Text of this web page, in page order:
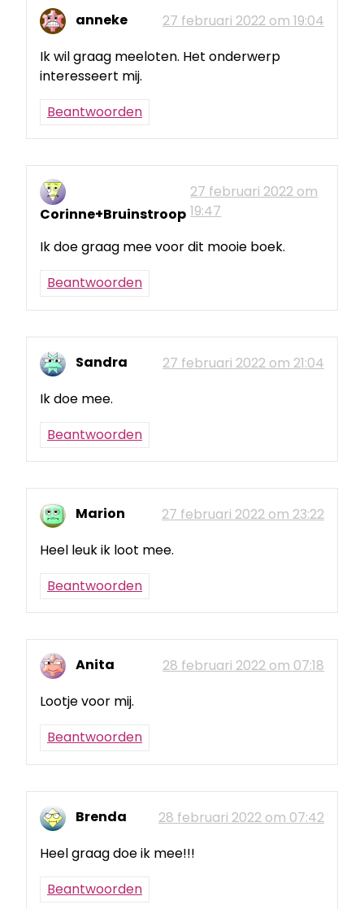
anneke
27 februari 2022 om 19:04
Ik wil graag meeloten. Het onderwerp
interesseert mij.
Beantwoorden
Corinne+Bruinstroop
27 februari 2022 om
19:47
Ik doe graag mee voor dit mooie boek.
Beantwoorden
Sandra
27 februari 2022 om 21:04
Ik doe mee.
Beantwoorden
Marion
27 februari 2022 om 23:22
Heel leuk ik loot mee.
Beantwoorden
Anita
28 februari 2022 om 07:18
Lootje voor mij.
Beantwoorden
Brenda
28 februari 2022 om 07:42
Heel graag doe ik mee!!!
Beantwoorden